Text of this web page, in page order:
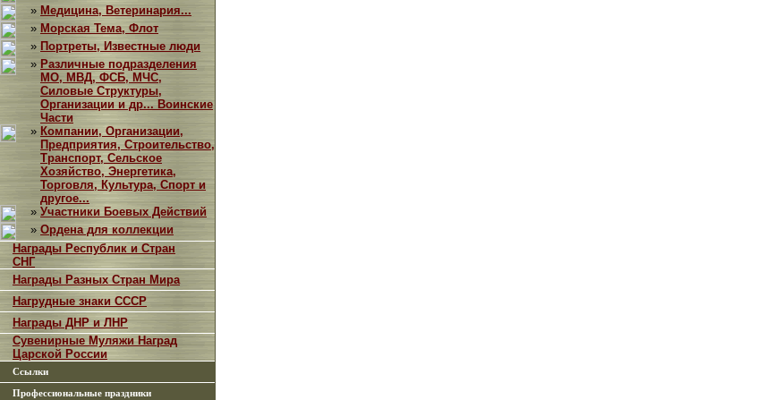
» Медицина, Ветеринария...
» Морская Тема, Флот
» Портреты, Известные люди
» Различные подразделения
МО, МВД, ФСБ, МЧС,
Силовые Структуры,
Организации и др... Воинские
Части
» Компании, Организации,
Предприятия, Строительство,
Транспорт, Сельское
Хозяйство, Энергетика,
Торговля, Культура, Спорт и
другое...
» Участники Боевых Действий
» Ордена для коллекции
Награды Республик и Стран
СНГ
Награды Разных Стран Мира
Нагрудные знаки СССР
Награды ДНР и ЛНР
Сувенирные Муляжи Наград
Царской России
Ссылки
Профессиональные праздники